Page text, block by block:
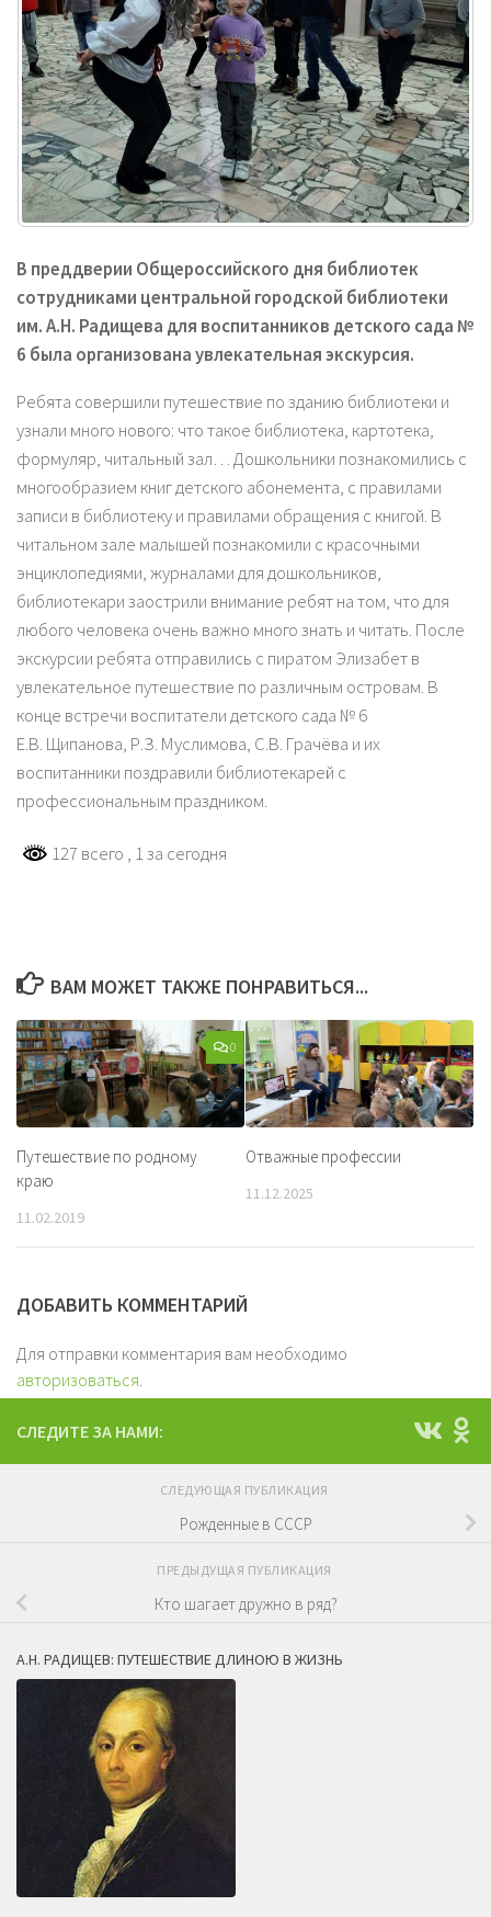
В преддверии Общероссийского дня библиотек
сотрудниками центральной городской библиотеки
им. А.Н. Радищева для воспитанников детского сада №
6 была организована увлекательная экскурсия.
Ребята совершили путешествие по зданию библиотеки и
узнали много нового: что такое библиотека, картотека,
формуляр, читальный зал… Дошкольники познакомились с
многообразием книг детского абонемента, с правилами
записи в библиотеку и правилами обращения с книгой. В
читальном зале малышей познакомили с красочными
энциклопедиями, журналами для дошкольников,
библиотекари заострили внимание ребят на том, что для
любого человека очень важно много знать и читать. После
экскурсии ребята отправились с пиратом Элизабет в
увлекательное путешествие по различным островам. В
конце встречи воспитатели детского сада № 6
Е.В. Щипанова, Р.З. Муслимова, С.В. Грачёва и их
воспитанники поздравили библиотекарей с
профессиональным праздником.
127 всего , 1 за сегодня
ВАМ МОЖЕТ ТАКЖЕ ПОНРАВИТЬСЯ...
0
Путешествие по родному
краю
11.02.2019
Отважные профессии
11.12.2025
ДОБАВИТЬ КОММЕНТАРИЙ
Для отправки комментария вам необходимо
авторизоваться
СЛЕДИТЕ ЗА НАМИ:
СЛЕДУЮЩАЯ ПУБЛИКАЦИЯ
Рожденные в СССР
ПРЕДЫДУЩАЯ ПУБЛИКАЦИЯ
Кто шагает дружно в ряд?
А.Н. РАДИЩЕВ: ПУТЕШЕСТВИЕ ДЛИНОЮ В ЖИЗНЬ